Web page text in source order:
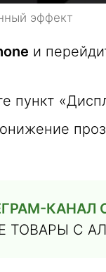
эффект
и
пункт
КАНАЛ
ТОВАРЫ С